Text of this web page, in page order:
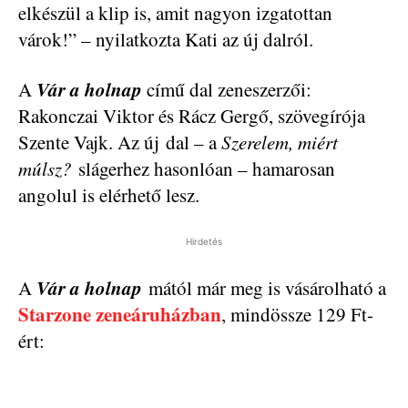
elkészül a klip is, amit nagyon izgatottan
várok!” – nyilatkozta Kati az új dalról.
A Vár a holnap című dal zeneszerzői:
Rakonczai Viktor és Rácz Gergő, szövegírója
Szente Vajk. Az új dal – aSzerelem, miért
múlsz? slágerhez hasonlóan – hamarosan
angolul is elérhető lesz.
Hirdetés
A Vár a holnap mától már meg is vásárolható a
Starzone zeneáruházban, mindössze 129 Ft-
ért: